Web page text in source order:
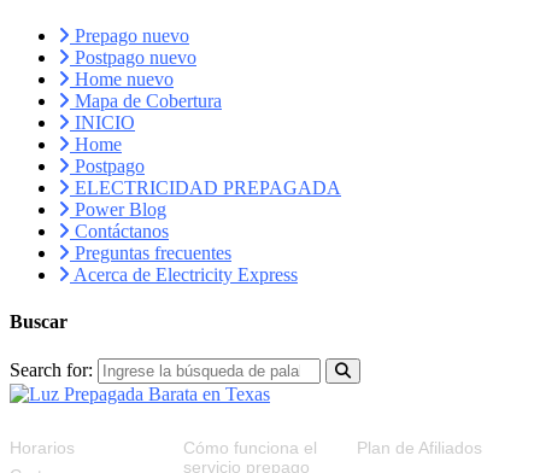
Prepago nuevo
Postpago nuevo
Home nuevo
Mapa de Cobertura
INICIO
Home
Postpago
ELECTRICIDAD PREPAGADA
Power Blog
Contáctanos
Preguntas frecuentes
Acerca de Electricity Express
Buscar
Search for:
Horarios
Cómo funciona el
servicio prepago
Plan de Afiliados